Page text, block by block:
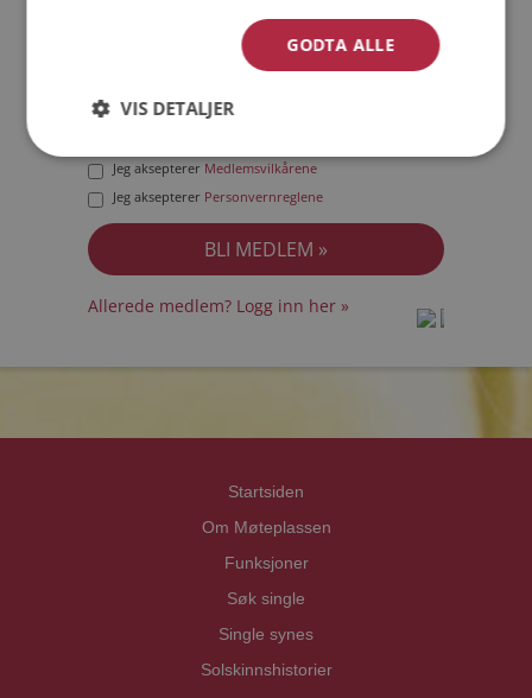
Jeg aksepterer Medlemsvilkårene
Jeg aksepterer Personvernreglene
Allerede medlem? Logg inn her »
Startsiden
Om Møteplassen
Funksjoner
Søk single
Single synes
Solskinnshistorier
GODTA ALLE
VIS DETALJER